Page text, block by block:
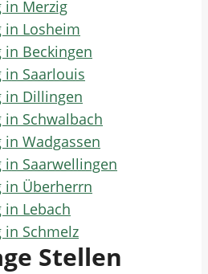
in Merzig
in Losheim
Beckingen
in Saarlouis
in Dillingen
Schwalbach
Wadgassen
Saarwellingen
in Überherrn
in Lebach
in Schmelz
Stellen